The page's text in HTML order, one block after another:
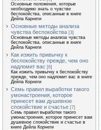
Основные положения, которые
необходимо знать о чувстве
беспокойства, описанные в книге
Дейла Карнеги
Основные методы анализа
чувства беспокойства [3]
Основные методы анализа чувства
беспокойства, описанные в книге
Дейла Карнеги
Как изжить привычку к
беспокойству прежде, чем оно
надломит вас [6]
Как изжить привычку к беспокойству
прежде, чем оно надломит вас в книге
Дейла Корнеги
Семь правил выработки такого
умонастроения, которое
принесет вам душевное
спокойствие и счастье [7]
Семь правил выработки такого
умонастроения, которое принесет вам
душевное спокойствие и счастье в
книге Дейла Корнеги